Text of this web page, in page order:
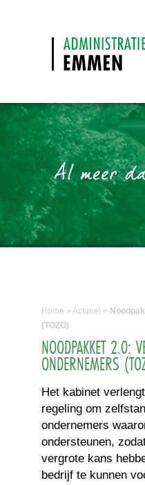
Home » Actueel »
(TOZO)
NOODPAKKET 2.0:
ONDERNEMERS
Het kabinet
regeling om
ondernemers
ondersteunen,
vergrote kans
bedrijf te kunnen